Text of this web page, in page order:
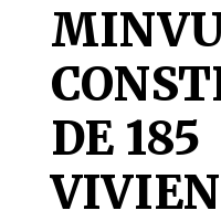
DE 185